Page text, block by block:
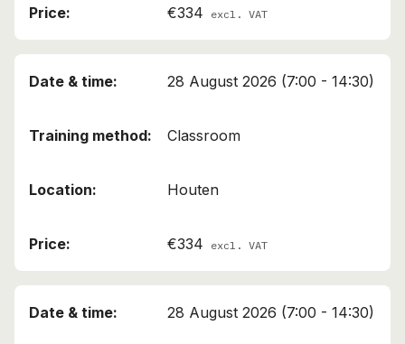
€334 excl. VAT
28 August 2026 (7:00 - 14:30)
Classroom
Houten
€334 excl. VAT
28 August 2026 (7:00 - 14:30)